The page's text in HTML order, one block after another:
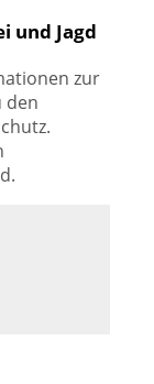
und Jagd
zur
den